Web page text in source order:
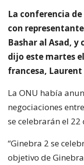
La conferencia de
con
Bashar al Asad, y
dijo este martes
francesa, Laurent
La ONU había
negociaciones
se celebrarán el 22
“Ginebra 2 se
objetivo de